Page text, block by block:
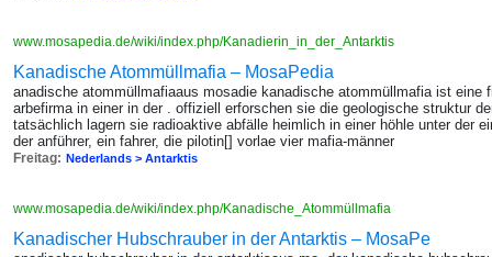
www.mosapedia.de/wiki/index.php/Kanadierin_in_der_Antarktis
Kanadische Atommüllmafia – MosaPedia
anadische atommüllmafiaaus mosadie kanadische atommüllmafia ist eine
arbefirma in einer in der . offiziell erforschen sie die geologische struktur
tatsächlich lagern sie radioaktive abfälle heimlich in einer höhle unter der
der anführer, ein fahrer, die pilotin[] vorlae vier mafia-männer
Freitag: Nederlands > Antarktis
www.mosapedia.de/wiki/index.php/Kanadische_Atommüllmafia
Kanadischer Hubschrauber in der Antarktis – MosaPe